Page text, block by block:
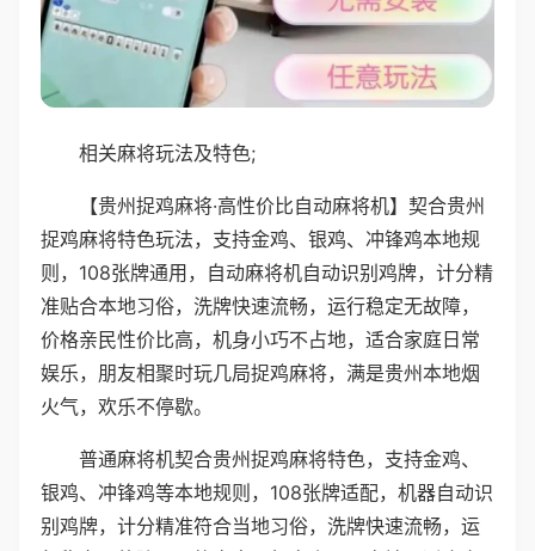
相关麻将玩法及特色;
【贵州捉鸡麻将·高性价比自动麻将机】契合贵州
捉鸡麻将特色玩法，支持金鸡、银鸡、冲锋鸡本地规
则，108张牌通用，自动麻将机自动识别鸡牌，计分精
准贴合本地习俗，洗牌快速流畅，运行稳定无故障，
价格亲民性价比高，机身小巧不占地，适合家庭日常
娱乐，朋友相聚时玩几局捉鸡麻将，满是贵州本地烟
火气，欢乐不停歇。
普通麻将机契合贵州捉鸡麻将特色，支持金鸡、
银鸡、冲锋鸡等本地规则，108张牌适配，机器自动识
别鸡牌，计分精准符合当地习俗，洗牌快速流畅，运